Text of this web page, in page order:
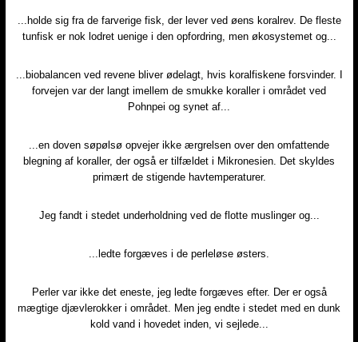
...holde sig fra de farverige fisk, der lever ved øens koralrev. De fleste
tunfisk er nok lodret uenige i den opfordring, men økosystemet og...
...biobalancen ved revene bliver ødelagt, hvis koralfiskene forsvinder. I
forvejen var der langt imellem de smukke koraller i området ved
Pohnpei og synet af...
...en doven søpølsø opvejer ikke ærgrelsen over den omfattende
blegning af koraller, der også er tilfældet i Mikronesien. Det skyldes
primært de stigende havtemperaturer.
Jeg fandt i stedet underholdning ved de flotte muslinger og...
...ledte forgæves i de perleløse østers.
Perler var ikke det eneste, jeg ledte forgæves efter. Der er også
mægtige djævlerokker i området. Men jeg endte i stedet med en dunk
kold vand i hovedet inden, vi sejlede...